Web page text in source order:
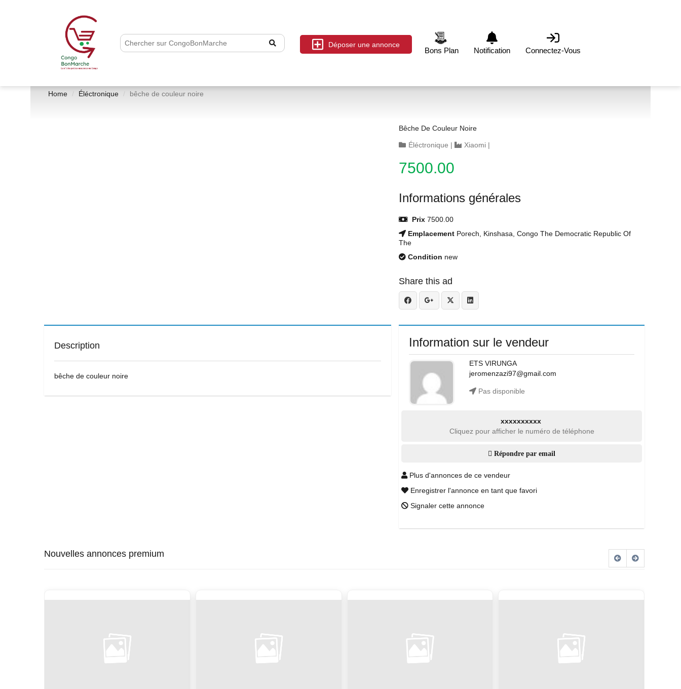
Déposer une annonce
Bons Plan Notification Connectez-Vous
Home Éléctronique bêche de couleur noire
Bêche De Couleur Noire
Éléctronique | Xiaomi |
7500.00
Informations générales
Prix 7500.00
Emplacement Porech, Kinshasa, Congo The Democratic Republic Of
The
Condition new
Share this ad
Description
bêche de couleur noire
Information sur le vendeur
ETS VIRUNGA
jeromenzazi97@gmail.com
Pas disponible
xxxxxxxxxx
Cliquez pour afficher le numéro de téléphone
Répondre par email
Plus d'annonces de ce vendeur
Enregistrer l'annonce en tant que favori
Signaler cette annonce
Nouvelles annonces premium